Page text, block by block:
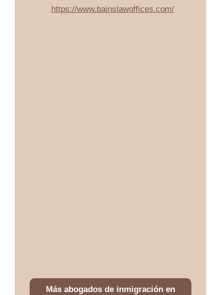
https://www.bainslawoffices.com/
Más abogados de inmigración en